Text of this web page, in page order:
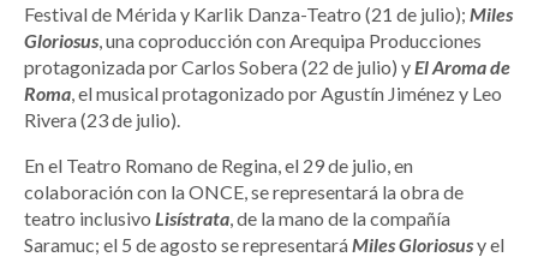
Festival de Mérida y Karlik Danza-Teatro (21 de julio); Miles
Gloriosus , una coproducción con Arequipa Producciones
protagonizada por Carlos Sobera (22 de julio) y El Aroma de
Roma , el musical protagonizado por Agustín Jiménez y Leo
Rivera (23 de julio).
En el Teatro Romano de Regina, el 29 de julio, en
colaboración con la ONCE, se representará la obra de
teatro inclusivo Lisístrata , de la mano de la compañía
Saramuc; el 5 de agosto se representará Miles Gloriosusy el